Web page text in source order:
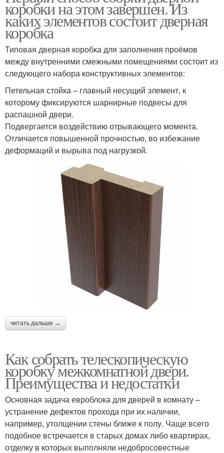
коробки на этом завершен. Из
каких элементов состоит дверная
коробка
Типовая дверная коробка для заполнения проёмов
между внутренними смежными помещениями состоит из
следующего набора конструктивных элементов:
Петельная стойка – главный несущий элемент, к
которому фиксируются шарнирные подвесы для
распашной двери.
Подвергается воздействию отрывающего момента.
Отличается повышенной прочностью, во избежание
деформаций и вырыва под нагрузкой.
читать дальше →
Как собрать телескопическую
коробку межкомнатной двери.
Преимущества и недостатки
Основная задача евроблока для дверей в комнату –
устранение дефектов прохода при их наличии,
например, утолщении стены ближе к полу. Чаще всего
подобное встречается в старых домах либо квартирах,
отделку в которых выполняли недобросовестные